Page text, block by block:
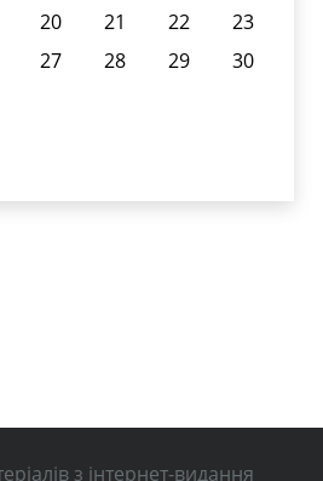
20 21 22
23
27 28 29
30
з інтернет-видання